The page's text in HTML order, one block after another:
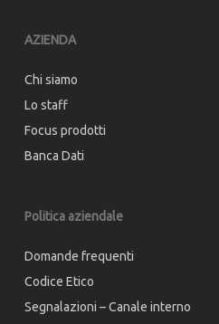
AZIENDA
Chi siamo
Lo staff
Focus prodotti
Banca Dati
Politica aziendale
Domande frequenti
Codice Etico
Segnalazioni – Canale interno